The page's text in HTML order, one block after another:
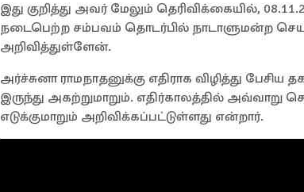
இது குறித்து அவர் மேலும் தெரிவிக்கையில்,
நடைபெற்ற சம்பவம் தொடர்பில் நாடாளுமன்ற
அறிவித்துள்ளேன்.
அர்ச்சுனா ராமநாதனுக்கு எதிராக விழித்து
இருந்து அகற்றுமாறும். எதிர்காலத்தில் அவ்வாறு
எடுக்குமாறும் அறிவிக்கப்பட்டுள்ளது என்றார்.